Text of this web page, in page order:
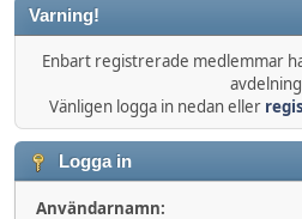
Varning!
Enbart registrerade medlemmar
Vänligen logga in nedan eller
Logga in
Användarnamn: